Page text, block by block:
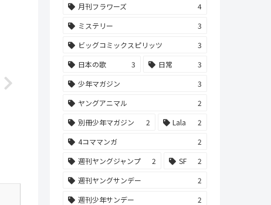
月刊フラワーズ
4
ミステリー
3
ビッグコミックスピリッツ
3
日本の歌
3 日常
3
少年マガジン
3
ヤングアニマル
2
別冊少年マガジン
2 Lala
2
4コママンガ
2
週刊ヤングジャンプ
2 SF
2
週刊ヤングサンデー
2
週刊少年サンデー
2